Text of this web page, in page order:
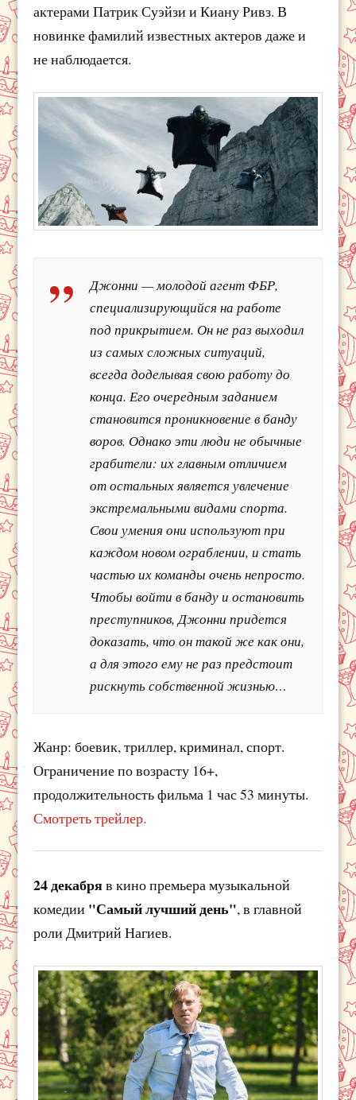
актерами Патрик Суэйзи и Киану Ривз. В
новинке фамилий известных актеров даже и
не наблюдается.
Джонни — молодой агент ФБР,
специализирующийся на работе
под прикрытием. Он не раз выходил
из самых сложных ситуаций,
всегда доделывая свою работу до
конца. Его очередным заданием
становится проникновение в банду
воров. Однако эти люди не обычные
грабители: их главным отличием
от остальных является увлечение
экстремальными видами спорта.
Свои умения они используют при
каждом новом ограблении, и стать
частью их команды очень непросто.
Чтобы войти в банду и остановить
преступников, Джонни придется
доказать, что он такой же как они,
а для этого ему не раз предстоит
рискнуть собственной жизнью…
Жанр: боевик, триллер, криминал, спорт.
Ограничение по возрасту 16+,
продолжительность фильма 1 час 53 минуты.
Смотреть трейлер.
24 декабряв кино премьера музыкальной
комедии "Самый лучший день", в главной
роли Дмитрий Нагиев.